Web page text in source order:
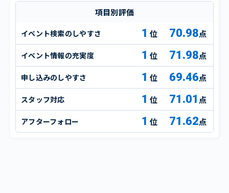
項目別評価
イベント検索のしやすさ 1 70.98点
イベント情報の充実度 1 71.98点
申し込みのしやすさ 1 69.46点
スタッフ対応 1 71.01 点
アフターフォロー 1 71.62点